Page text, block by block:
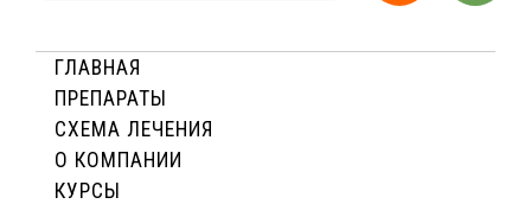
ГЛАВНАЯ
ПРЕПАРАТЫ
СХЕМА ЛЕЧЕНИЯ
О КОМПАНИИ
КУРСЫ